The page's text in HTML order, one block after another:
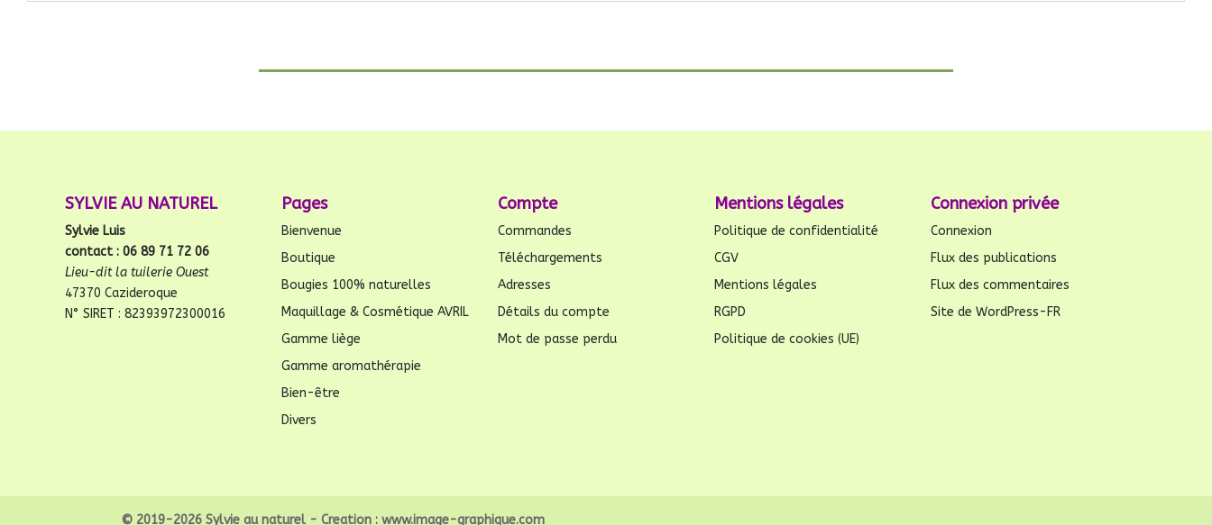
SYLVIE AU NATUREL
Sylvie Luis
contact : 06 89 71 72 06
Lieu-dit la tuilerie Ouest
47370 Cazideroque
N° SIRET : 82393972300016
Pages
Bienvenue
Boutique
Bougies 100% naturelles
Maquillage & Cosmétique AVRIL
Gamme liège
Gamme aromathérapie
Bien-être
Divers
Compte
Commandes
Téléchargements
Adresses
Détails du compte
Mot de passe perdu
Mentions légales
Politique de confidentialité
CGV
Mentions légales
RGPD
Politique de cookies (UE)
Connexion privée
Connexion
Flux des publications
Flux des commentaires
Site de WordPress-FR
© 2019-2026 Sylvie au naturel - Creation :www.image-graphique.com